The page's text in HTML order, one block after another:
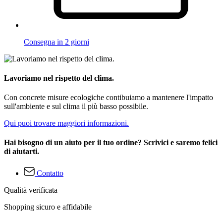
Consegna in 2 giorni
Lavoriamo nel rispetto del clima.
Con concrete misure ecologiche contibuiamo a mantenere l'impatto
sull'ambiente e sul clima il più basso possibile.
Qui puoi trovare maggiori informazioni.
Hai bisogno di un aiuto per il tuo ordine? Scrivici e saremo felici
di aiutarti.
Contatto
Qualità verificata
Shopping sicuro e affidabile